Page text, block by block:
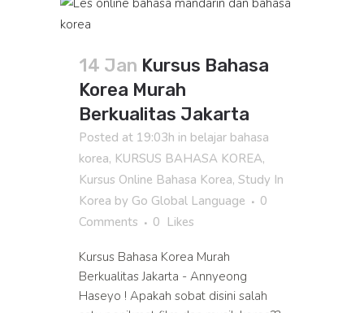
14 Jan Kursus Bahasa
Korea Murah
Berkualitas Jakarta
Posted at 19:03h in belajar bahasa
korea, KURSUS BAHASA KOREA,
Kursus Online Bahasa Korea, Study In
Korea by Go Global Language
0
Comments
0 Likes
Kursus Bahasa Korea Murah
Berkualitas Jakarta - Annyeong
Haseyo ! Apakah sobat disini salah